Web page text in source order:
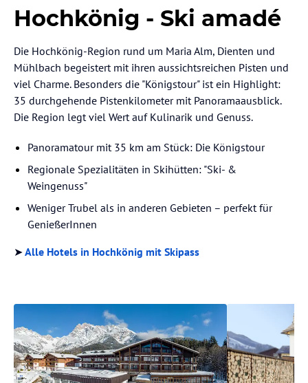
Hochkönig - Ski amadé
Die Hochkönig-Region rund um Maria Alm, Dienten und
Mühlbach begeistert mit ihren aussichtsreichen Pisten und
viel Charme. Besonders die "Königstour" ist ein Highlight:
35 durchgehende Pistenkilometer mit Panoramaausblick.
Die Region legt viel Wert auf Kulinarik und Genuss.
Panoramatour mit 35 km am Stück: Die Königstour
Regionale Spezialitäten in Skihütten: "Ski- &
Weingenuss"
Weniger Trubel als in anderen Gebieten – perfekt für
GenießerInnen
➤Alle Hotels in Hochkönig mit Skipass